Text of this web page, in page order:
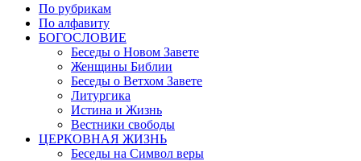
По рубрикам
По алфавиту
БОГОСЛОВИЕ
Беседы о Новом Завете
Женщины Библии
Беседы о Ветхом Завете
Литургика
Истина и Жизнь
Вестники свободы
ЦЕРКОВНАЯ ЖИЗНЬ
Беседы на Символ веры